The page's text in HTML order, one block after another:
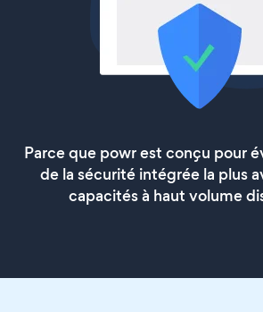
Parce que powr est conçu pour
de la sécurité intégrée la plus
capacités à haut volume